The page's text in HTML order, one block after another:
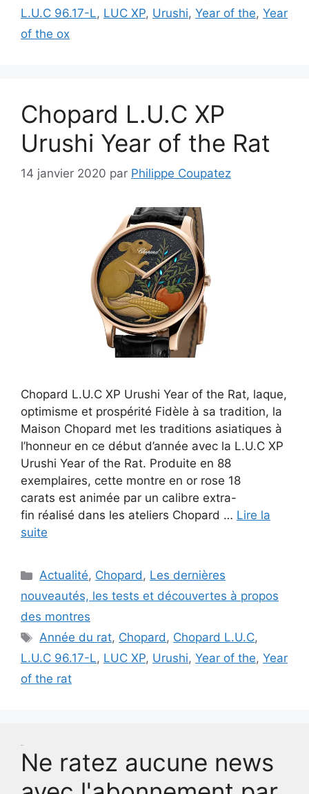
L.U.C 96.17-L, LUC XP, Urushi, Year of the, Year
of the ox
Chopard L.U.C XP
Urushi Year of the Rat
14 janvier 2020 par Philippe Coupatez
Chopard L.U.C XP Urushi Year of the Rat, laque,
optimisme et prospérité Fidèle à sa tradition, la
Maison Chopard met les traditions asiatiques à
l’honneur en ce début d’année avec la L.U.C XP
Urushi Year of the Rat. Produite en 88
exemplaires, cette montre en or rose 18
carats est animée par un calibre extra-
fin réalisé dans les ateliers Chopard … Lire la
suite
Catégories
Actualité, Chopard, Les dernières
nouveautés, les tests et découvertes à propos
des montres
Étiquettes
Année du rat, Chopard, Chopard L.U.C,
L.U.C 96.17-L, LUC XP, Urushi, Year of the, Year
of the rat
Test
Ne ratez aucune news